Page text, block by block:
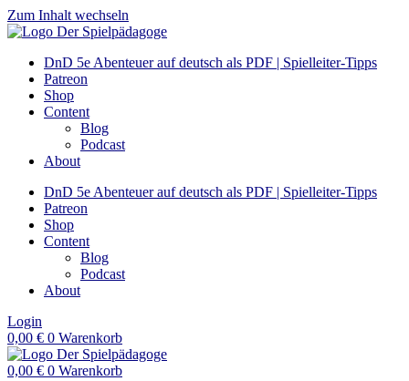
Zum Inhalt wechseln
DnD 5e Abenteuer auf deutsch als PDF | Spielleiter-Tipps
Patreon
Shop
Content
Blog
Podcast
About
DnD 5e Abenteuer auf deutsch als PDF | Spielleiter-Tipps
Patreon
Shop
Content
Blog
Podcast
About
Login
0,00 € 0 Warenkorb
0,00 € 0 Warenkorb